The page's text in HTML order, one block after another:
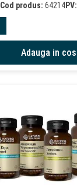
Cod produs: 64214PV:
Adauga in cos